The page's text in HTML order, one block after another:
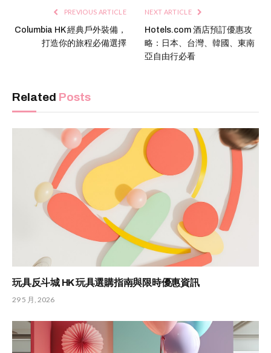
PREVIOUS ARTICLE
Columbia HK 經典戶外裝備，
打造你的旅程必備選擇
NEXT ARTICLE
Hotels.com 酒店預訂優惠攻
略：日本、台灣、韓國、東南
亞自由行必看
Related Posts
玩具反斗城 HK 玩具選購指南與限時優惠資訊
29 5 月, 2026